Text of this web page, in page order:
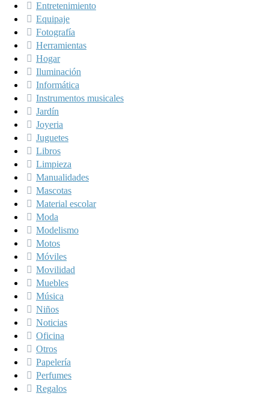
Entretenimiento
Equipaje
Fotografía
Herramientas
Hogar
Iluminación
Informática
Instrumentos musicales
Jardín
Joyeria
Juguetes
Libros
Limpieza
Manualidades
Mascotas
Material escolar
Moda
Modelismo
Motos
Móviles
Movilidad
Muebles
Música
Niños
Noticias
Oficina
Otros
Papelería
Perfumes
Regalos